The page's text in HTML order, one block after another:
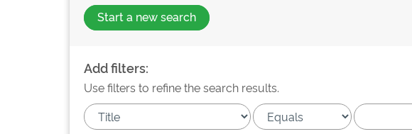
Start a new search
Add filters:
Use filters to refine the search results.